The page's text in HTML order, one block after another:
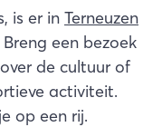
is er in Terneuzen
een bezoek
de cultuur of
activiteit.
op een rij.